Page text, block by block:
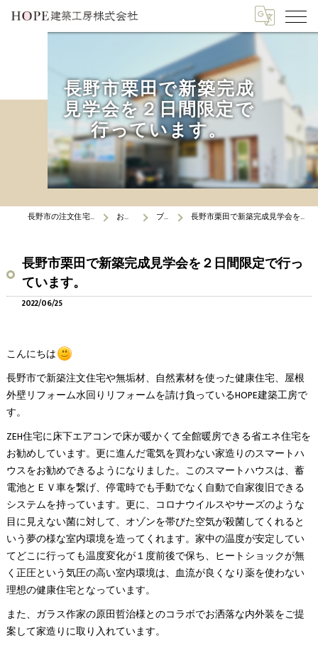
長野市栗田で新築完成
見学会を２日間限定で
行っています。
長野市の注文住宅はHOPE建築工房 お知らせ ブログ 長野市栗田で新築完成見学会を２日間限定で行っています。
長野市栗田で新築完成見学会を２日間限定で行っ
ています。
2022/06/25
こんにちは
長野市で新築注文住宅や無垢材、自然素材を使った健康住宅、屋根
外壁リフォーム水回りリフォームを請け負っているHOPE建築工房で
す。
ZEH住宅に床下エアコンで床が暖かくて全館暖房できる省エネ住宅を
お勧めしています。更に進んだ電気を買わない家造りのスマートハ
ウスをお勧めできるようになりました。このスマートハウスは、蓄
電池とＥＶ車を繋げ、停電時でも手動でなく自動で自家復旧できる
システムを持っています。更に、コロナウイルスやサーズのような
目に見えない菌に対して、オゾンを帯びた空気が殺菌してくれると
いう夢の様な室内環境を造ってくれます。家中の温度が安定してい
てどこに行っても温度変化が１度前後で保ち、ヒートショックが無
く正圧という気圧の高い室内環境は、血流が良くなり薬を使わない
理想の健康住宅となっています。
また、ガラス作家の原田哲治様とのコラボでお洒落な内外装をご提
案して家造りに取り入れています。